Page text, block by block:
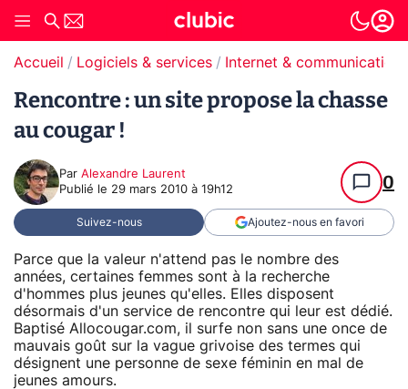
Accueil Logiciels & services Internet & communication
Rencontre : un site propose la chasse
au cougar !
Par Alexandre Laurent
Publié le 29 mars 2010 à 19h12 0
Suivez-nous Ajoutez-nous en favori
Parce que la valeur n'attend pas le nombre des
années, certaines femmes sont à la recherche
d'hommes plus jeunes qu'elles. Elles disposent
désormais d'un service de rencontre qui leur est dédié.
Baptisé Allocougar.com, il surfe non sans une once de
mauvais goût sur la vague grivoise des termes qui
désignent une personne de sexe féminin en mal de
jeunes amours.